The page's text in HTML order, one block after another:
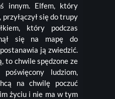
innym. Elfem, który
się do trupy
który podczas
się na mapę do
ją zwiedzić.
to chwile spędzone ze
ludziom,
na chwilę poczuć
życiu i nie ma w tym